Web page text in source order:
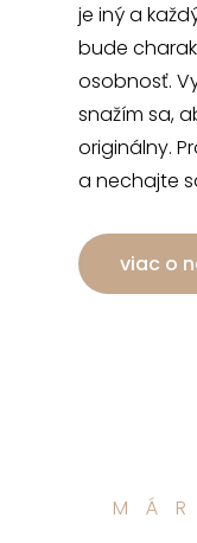
je iný a
bude
osobnosť.
snažím sa,
originálny.
a nechajte
viac o